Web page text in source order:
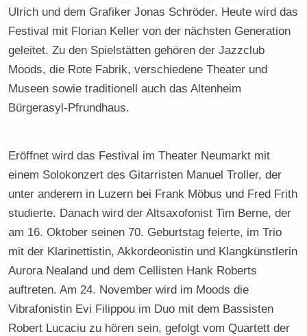
Ulrich und dem Grafiker Jonas Schröder. Heute wird das
Festival mit Florian Keller von der nächsten Generation
geleitet. Zu den Spielstätten gehören der Jazzclub
Moods, die Rote Fabrik, verschiedene Theater und
Museen sowie traditionell auch das Altenheim
Bürgerasyl-Pfrundhaus.
Eröffnet wird das Festival im Theater Neumarkt mit
einem Solokonzert des Gitarristen Manuel Troller, der
unter anderem in Luzern bei Frank Möbus und Fred Frith
studierte. Danach wird der Altsaxofonist Tim Berne, der
am 16. Oktober seinen 70. Geburtstag feierte, im Trio
mit der Klarinettistin, Akkordeonistin und Klangkünstlerin
Aurora Nealand und dem Cellisten Hank Roberts
auftreten. Am 24. November wird im Moods die
Vibrafonistin Evi Filippou im Duo mit dem Bassisten
Robert Lucaciu zu hören sein, gefolgt vom Quartett der